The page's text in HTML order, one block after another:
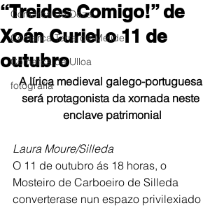
Comarca de Deza
Comarca Terra de Melide
Comarca da Ulloa
fotografía
“Treides Comigo!” de
Xoán Curiel o 11 de
outubro
A lírica medieval galego-portuguesa
será protagonista da xornada neste
enclave patrimonial
Laura Moure/Silleda
O 11 de outubro ás 18 horas, o
Mosteiro de Carboeiro de Silleda
converterase nun espazo privilexiado